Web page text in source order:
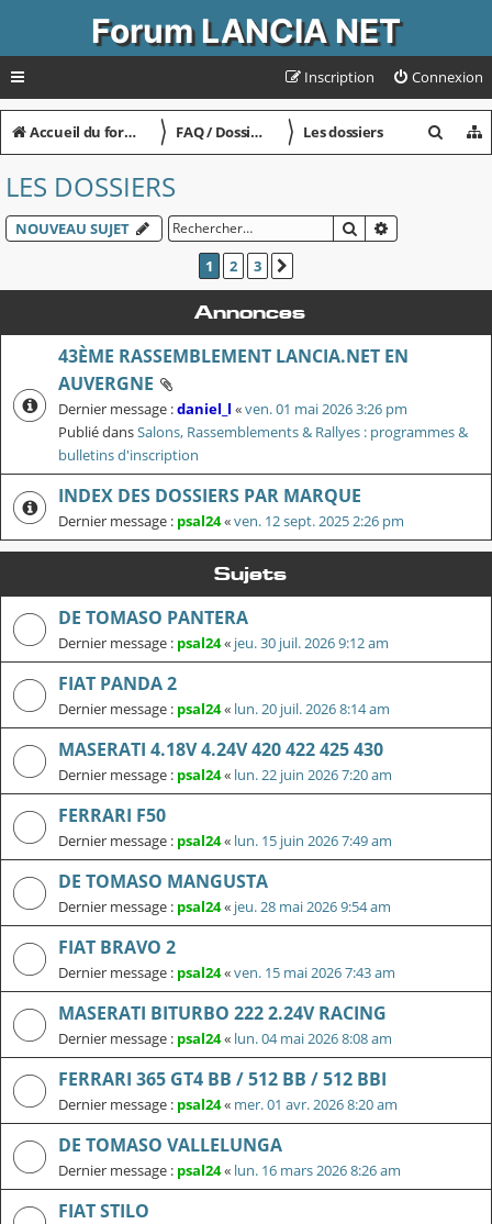
Forum LANCIA NET
Connexion
Inscription
Accueil du forum 〉 FAQ / Dossiers / Infos 〉 Les dossiers
r
LES DOSSIERS
NOUVEAU SUJET RECHERCHER
1
2 3
Annonces
43ÈME RASSEMBLEMENT LANCIA.NET EN
AUVERGNE
Dernier message :daniel_l «ven. 01 mai 2026 3:26 pm
Publié dansSalons, Rassemblements & Rallyes : programmes &
bulletins d'inscription
INDEX DES DOSSIERS PAR MARQUE
Dernier message : psal24«ven. 12 sept. 2025 2:26 pm
Sujets
DE TOMASO PANTERA
Dernier message : psal24« jeu. 30 juil. 2026 9:12 am
FIAT PANDA 2
Dernier message : psal24« lun. 20 juil. 2026 8:14 am
MASERATI 4.18V 4.24V 420 422 425 430
Dernier message : psal24« lun. 22 juin 2026 7:20 am
FERRARI F50
Dernier message : psal24« lun. 15 juin 2026 7:49 am
DE TOMASO MANGUSTA
Dernier message : psal24« jeu. 28 mai 2026 9:54 am
FIAT BRAVO 2
Dernier message : psal24«ven. 15 mai 2026 7:43 am
MASERATI BITURBO 222 2.24V RACING
Dernier message : psal24« lun. 04 mai 2026 8:08 am
FERRARI 365 GT4 BB / 512 BB / 512 BBI
Dernier message : psal24« mer. 01 avr. 2026 8:20 am
DE TOMASO VALLELUNGA
Dernier message : psal24« lun. 16 mars 2026 8:26 am
FIAT STILO